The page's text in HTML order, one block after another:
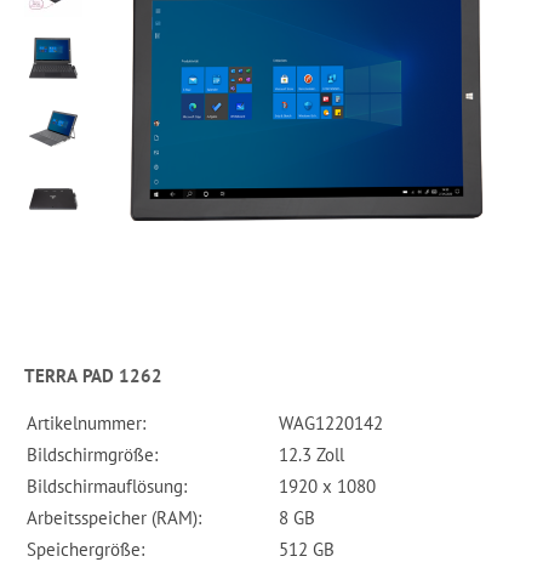
TERRA PAD 1262
Artikelnummer:
WAG1220142
Bildschirmgröße:
12.3 Zoll
Bildschirmauflösung:
1920 x 1080
Arbeitsspeicher (RAM):
8 GB
Speichergröße:
512 GB